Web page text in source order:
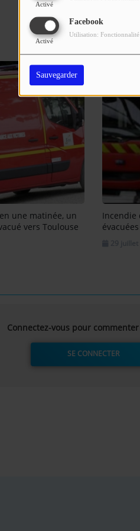
Activé
Facebook
Activé
Utilisation: Fonctionnalité
Sauvegarder
une matinée, un
vers Toulouse
Incendie
évacuées
Connectez-vous pour
SE CONNECTER